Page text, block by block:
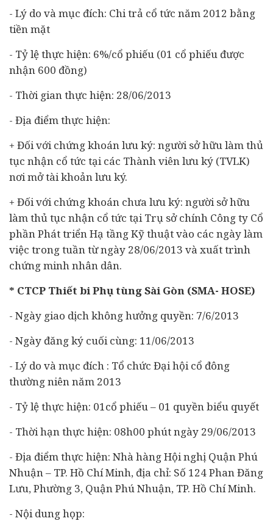
- Lý do và mục đích: Chi trả cổ tức năm 2012 bằng
tiền mặt
- Tỷ lệ thực hiện: 6%/cổ phiếu (01 cổ phiếu được
nhận 600 đồng)
- Thời gian thực hiện: 28/06/2013
- Địa điểm thực hiện:
+ Đối với chứng khoán lưu ký: người sở hữu làm thủ
tục nhận cổ tức tại các Thành viên lưu ký (TVLK)
nơi mở tài khoản lưu ký.
+ Đối với chứng khoán chưa lưu ký: người sở hữu
làm thủ tục nhận cổ tức tại Trụ sở chính Công ty Cổ
phần Phát triển Hạ tầng Kỹ thuật vào các ngày làm
việc trong tuần từ ngày 28/06/2013 và xuất trình
chứng minh nhân dân.
* CTCP Thiết bi Phụ tùng Sài Gòn (SMA- HOSE)
- Ngày giao dịch không hưởng quyền: 7/6/2013
- Ngày đăng ký cuối cùng: 11/06/2013
- Lý do và mục đích : Tổ chức Đại hội cổ đông
thường niên năm 2013
- Tỷ lệ thực hiện: 01cổ phiếu – 01 quyền biểu quyết
- Thời hạn thực hiện: 08h00 phút ngày 29/06/2013
- Địa điểm thực hiện: Nhà hàng Hội nghị Quận Phú
Nhuận – TP. Hồ Chí Minh, địa chỉ: Số 124 Phan Đăng
Lưu, Phường 3, Quận Phú Nhuận, TP. Hồ Chí Minh.
- Nội dung họp: